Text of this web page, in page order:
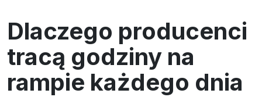
Dlaczego producenci
tracą godziny na
rampie każdego dnia